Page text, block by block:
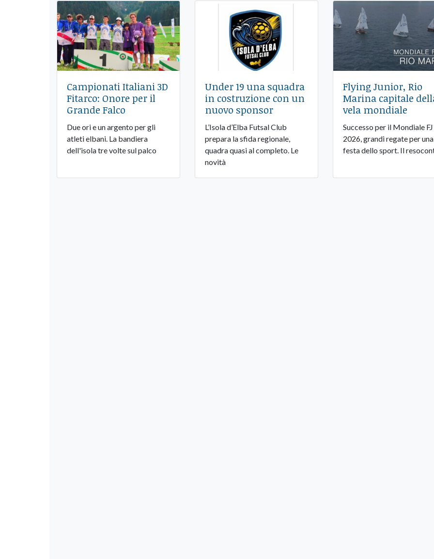
Campionati Italiani 3D
Fitarco: Onore per il
Grande Falco
Due ori e un argento per gli
atleti elbani. La bandiera
dell'isola tre volte sul palco
Under 19 una squadra
in costruzione con un
nuovo sponsor
L’Isola d’Elba Futsal Club
prepara la sfida regionale,
quadra quasi al completo. Le
novità
Flying Junior, Rio
Marina capitale
vela mondiale
Successo per il Mondiale FJ
2026, grandi regate per una
festa dello sport. Il